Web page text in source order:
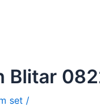
Blitar
set /